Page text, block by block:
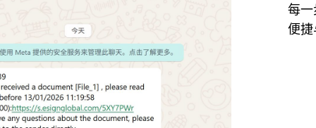
每
便